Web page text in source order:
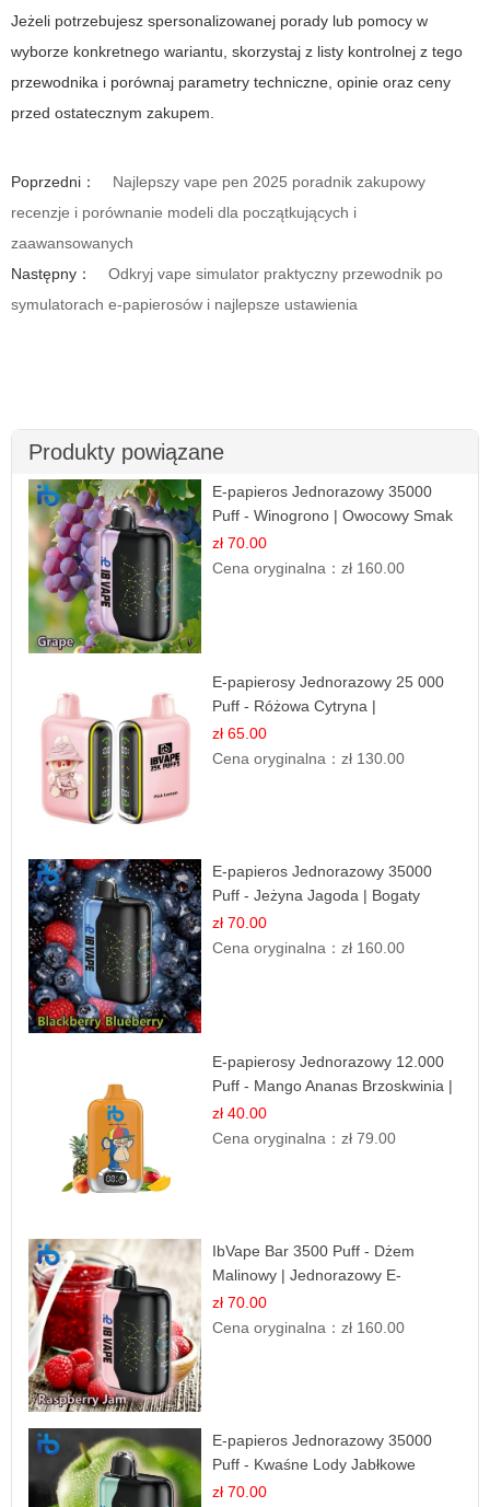
Jeżeli potrzebujesz spersonalizowanej porady lub pomocy w
wyborze konkretnego wariantu, skorzystaj z listy kontrolnej z tego
przewodnika i porównaj parametry techniczne, opinie oraz ceny
przed ostatecznym zakupem.
Poprzedni：
Najlepszy vape pen 2025 poradnik zakupowy
recenzje i porównanie modeli dla początkujących i
zaawansowanych
Następny：
Odkryj vape simulator praktyczny przewodnik po
symulatorach e-papierosów i najlepsze ustawienia
Produkty powiązane
E-papieros Jednorazowy 35000
Puff - Winogrono | Owocowy Smak
zł 70.00
Cena oryginalna：zł 160.00
E-papierosy Jednorazowy 25 000
Puff - Różowa Cytryna |
Orzeźwiający Owoc
zł 65.00
Cena oryginalna：zł 130.00
E-papieros Jednorazowy 35000
Puff - Jeżyna Jagoda | Bogaty
Smak Leśnych Owoców
zł 70.00
Cena oryginalna：zł 160.00
E-papierosy Jednorazowy 12.000
Puff - Mango Ananas Brzoskwinia |
Tropikalna Mieszanka
zł 40.00
Cena oryginalna：zł 79.00
IbVape Bar 3500 Puff - Dżem
Malinowy | Jednorazowy E-
papieros
zł 70.00
Cena oryginalna：zł 160.00
E-papieros Jednorazowy 35000
Puff - Kwaśne Lody Jabłkowe
zł 70.00